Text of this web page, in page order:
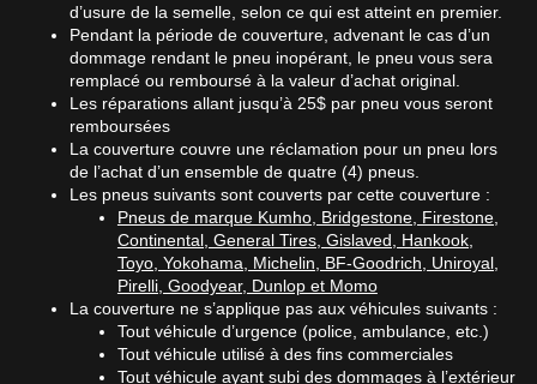
DEFENDER 2
À partir de 221,95$
FIREHAWK INDY
500 V2
À partir de 145,
EXTREME​
CONTACT DWS
06 PLUS
À partir de 230,99$
SCORPION AS
PLUS 3
194,83$
PROMOTIONS EN COURS
PROMOTIONS EN COURS
POURQUOI ACHETER UN ENSEMBLE?
ASSEMBLAGE GRATUIT
Les pneus seront montés et balancés
gratuitement sur les jantes. Votre
ensemble sera prêt à être installé.
COMPATIBILITÉ GARANTIE*
Utilisez notre outil de recherche pas
véhicule pour une compatibilité garantie*.
LIVRAISON RAPIDE
Votre ensemble de pneus et jantes vous
sera livré rapidement.
PROMOTIONS EN COURS
Kumho : Une marque de pneus de confiance pour
tous vos besoins
Lire la suite
OUTILS
Calculateur d'équivalence de pneus
Comparateur de dimensions
Calculateur de décalage de jantes
L'entretien de vos pneus
d’usure de la semelle, selon ce qui est atteint en premier.
Pendant la période de couverture, advenant le cas d’un
dommage rendant le pneu inopérant, le pneu vous sera
remplacé ou remboursé à la valeur d’achat original.
Les réparations allant jusqu’à 25$ par pneu vous seront
remboursées
La couverture couvre une réclamation pour un pneu lors
de l’achat d’un ensemble de quatre (4) pneus.
Les pneus suivants sont couverts par cette couverture :
Pneus de marque Kumho, Bridgestone, Firestone,
Continental, General Tires, Gislaved, Hankook,
Toyo, Yokohama, Michelin, BF-Goodrich, Uniroyal,
Pirelli, Goodyear, Dunlop et Momo
La couverture ne s’applique pas aux véhicules suivants :
Tout véhicule d’urgence (police, ambulance, etc.)
Tout véhicule utilisé à des fins commerciales
Tout véhicule ayant subi des dommages à l’extérieur
VOICI LES DIMENSIONS POUR VOTRE VÉHICULE
Que magasinez-vous?
Malheureusement, aucun résultat ne
convenant parfaitement à votre recherche
n'est disponible en ligne présentement.